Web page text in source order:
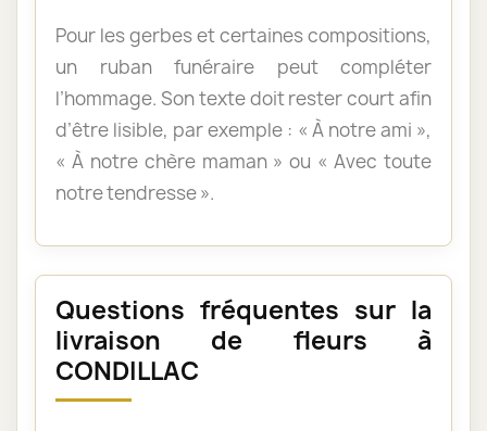
Pour les gerbes et certaines compositions,
un ruban funéraire peut compléter
l’hommage. Son texte doit rester court afin
d’être lisible, par exemple : « À notre ami »,
« À notre chère maman » ou « Avec toute
notre tendresse ».
Questions fréquentes sur la
livraison de fleurs à
CONDILLAC